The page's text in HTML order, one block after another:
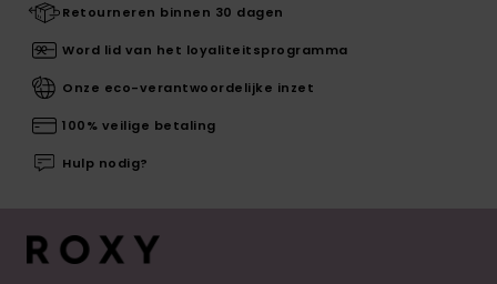
Retourneren binnen 30 dagen
Word lid van het loyaliteitsprogramma
Onze eco-verantwoordelijke inzet
100% veilige betaling
Hulp nodig?